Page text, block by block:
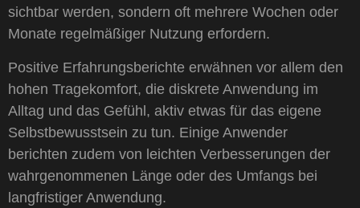
sichtbar werden, sondern oft mehrere Wochen oder
Monate regelmäßiger Nutzung erfordern.
Positive Erfahrungsberichte erwähnen vor allem den
hohen Tragekomfort, die diskrete Anwendung im
Alltag und das Gefühl, aktiv etwas für das eigene
Selbstbewusstsein zu tun. Einige Anwender
berichten zudem von leichten Verbesserungen der
wahrgenommenen Länge oder des Umfangs bei
langfristiger Anwendung.